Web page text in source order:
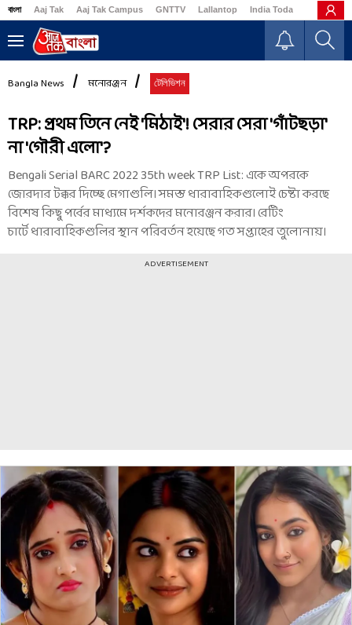
বাংলা Aaj Tak Aaj Tak Campus GNTTV Lallantop India Today Business
Bangla News মনোরঞ্জন টেলিভিশন
TRP: প্রথম তিনে নেই 'মিঠাই'! সেরার সেরা 'গাঁটছড়া'
না 'গৌরী এলো'?
Bengali Serial BARC 2022 35th week TRP List: একে অপরকে
জোরদার টক্কর দিচ্ছে মেগাগুলি। সমস্ত ধারাবাহিকগুলোই চেষ্টা করছে
বিশেষ কিছু পর্বের মাধ্যমে দর্শকদের মনোরঞ্জন করার। রেটিং
চার্টে ধারাবাহিকগুলির স্থান পরিবর্তন হয়েছে গত সপ্তাহের তুলোনায়।
ADVERTISEMENT